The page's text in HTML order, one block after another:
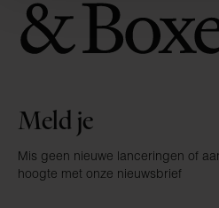
Meld je
Mis geen nieuwe lanceringen of
hoogte met onze nieuwsbrief